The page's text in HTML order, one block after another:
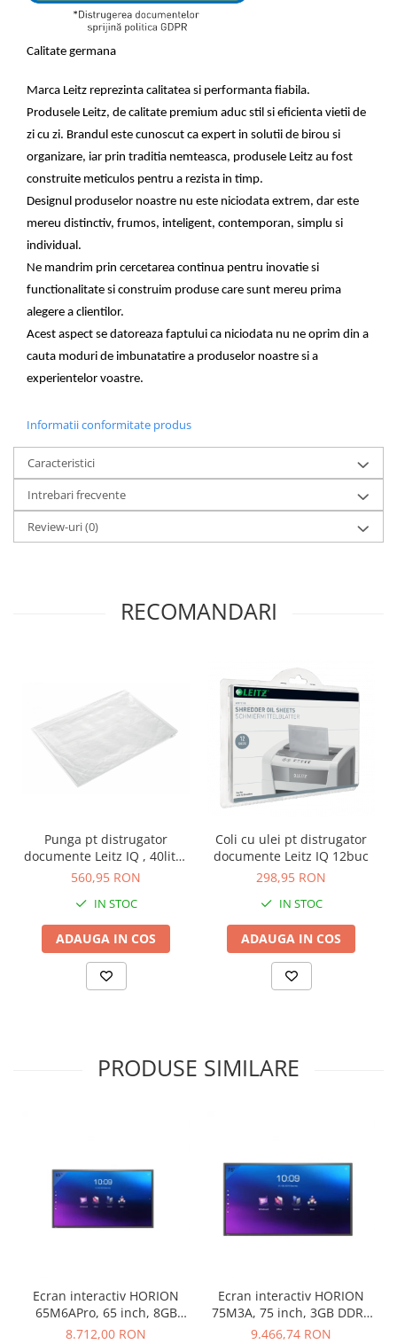
Calitate germana
Marca Leitz reprezinta calitatea si performanta fiabila.
Produsele Leitz, de calitate premium aduc stil si eficienta vietii de
zi cu zi. Brandul este cunoscut ca expert in solutii de birou si
organizare, iar prin traditia nemteasca, produsele Leitz au fost
construite meticulos pentru a rezista in timp.
Designul produselor noastre nu este niciodata extrem, dar este
mereu distinctiv, frumos, inteligent, contemporan, simplu si
individual.
Ne mandrim prin cercetarea continua pentru inovatie si
functionalitate si construim produse care sunt mereu prima
alegere a clientilor.
Acest aspect se datoreaza faptului ca niciodata nu ne oprim din a
cauta moduri de imbunatatire a produselor noastre si a
experientelor voastre.
Informatii conformitate produs
Caracteristici
Intrebari frecvente
Review-uri(0)
RECOMANDARI
Punga pt distrugator
documente Leitz IQ , 40litri,
100buc
560,95 RON
IN STOC
ADAUGA IN COS
Coli cu ulei pt distrugator
documente Leitz IQ 12buc
298,95 RON
IN STOC
ADAUGA IN COS
PRODUSE SIMILARE
Ecran interactiv HORION
65M6APro, 65 inch, 8GB
DDR4 + 128GB Standard,
8.712,00 RON
Ecran interactiv HORION
75M3A, 75 inch, 3GB DDR4
+ 32GB Standard, Android
9.466,74 RON